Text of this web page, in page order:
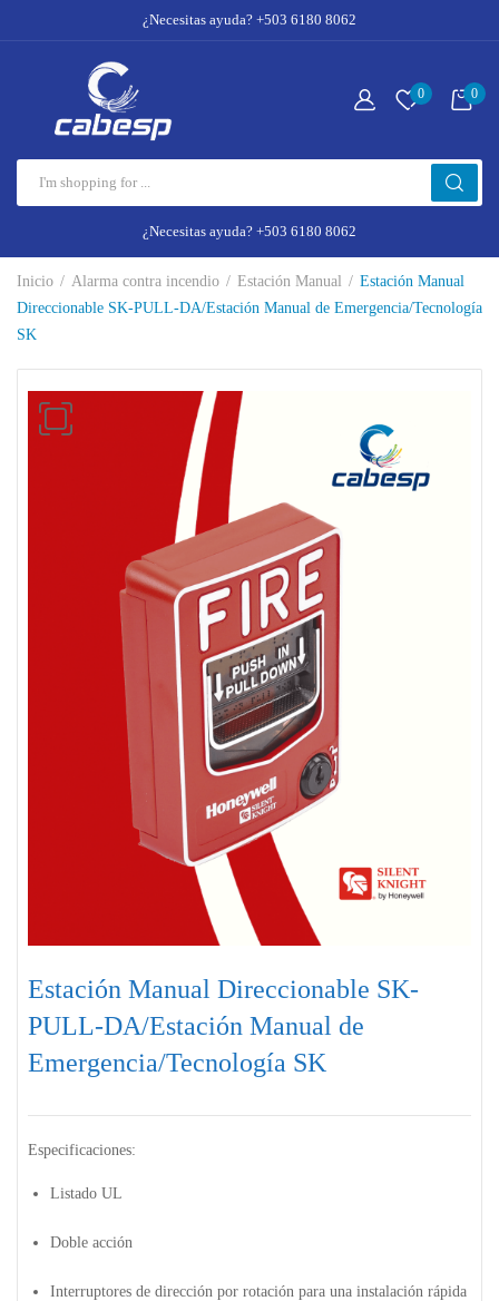
¿Necesitas ayuda? +503 6180 8062
0 0
¿Necesitas ayuda? +503 6180 8062
Inicio Alarma contra incendio Estación Manual
Estación Manual
Direccionable SK-PULL-DA/Estación Manual de Emergencia/Tecnología
SK
Estación Manual Direccionable SK-
PULL-DA/Estación Manual de
Emergencia/Tecnología SK
Especificaciones:
Listado UL
Doble acción
Interruptores de dirección por rotación para una instalación rápida